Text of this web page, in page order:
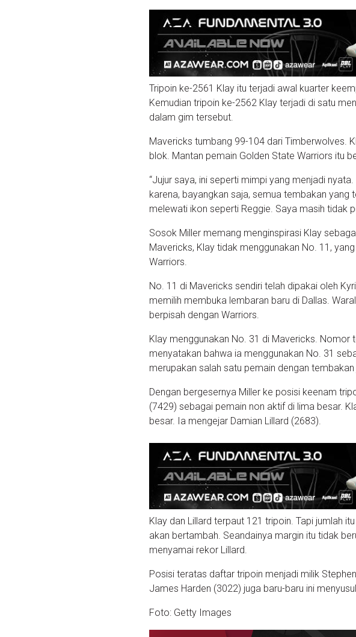
Tripoin ke-2561 Klay itu terjadi awal kuarter
Kemudian tripoin ke-2562 Klay terjadi di satu
dalam gim tersebut.
Mavericks tumbang 99-104 dari Timberwolves.
blok. Mantan pemain Golden State Warriors itu
“Jujur saya, ini seperti mimpi yang menjadi
karena, bayangkan saja, semua tembakan yang
melewati ikon seperti Reggie. Saya masih tidak
Sosok Miller memang menginspirasi Klay
Mavericks, Klay tidak menggunakan No. 11,
Warriors.
No. 11 di Mavericks sendiri telah dipakai oleh
memilih membuka lembaran baru di Dallas.
berpisah dengan Warriors.
Klay menggunakan No. 31 di Mavericks. Nomor
menyatakan bahwa ia menggunakan No. 31
merupakan salah satu pemain dengan
Dengan bergesernya Miller ke posisi keenam
(7429) sebagai pemain non aktif di lima besar.
besar. Ia mengejar Damian Lillard (2683).
Klay dan Lillard terpaut 121 tripoin. Tapi jumlah
akan bertambah. Seandainya margin itu tidak
menyamai rekor Lillard.
Posisi teratas daftar tripoin menjadi milik
James Harden (3022) juga baru-baru ini
Foto: Getty Images